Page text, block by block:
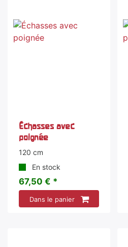
Échasses avec
poignée
120 cm
En stock
67,50 € *
Dans le panier